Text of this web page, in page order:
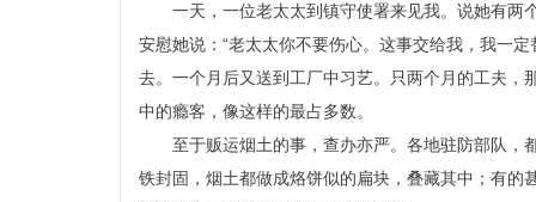
一天，一位老太太到镇守使署来见我。说她有两
安慰她说：“老太太你不要伤心。这事交给我，我一
去。一个月后又送到工厂中习艺。只两个月的工夫
中的瘾客，像这样的最占多数。
至于贩运烟土的事，查办亦严。各地驻防部队，
铁封固，烟土都做成烙饼似的扁块，叠藏其中；有